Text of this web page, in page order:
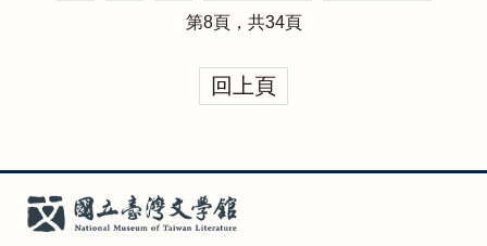
第8頁，共34頁
回上頁